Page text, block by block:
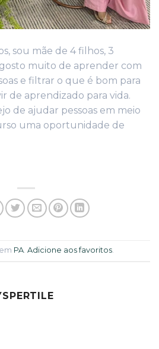
sou mãe de 4 filhos, 3
muito de aprender com
e filtrar o que é bom para
de aprendizado para vida.
de ajudar pessoas em meio
uma oportunidade de
PA. Adicione aos favoritos.